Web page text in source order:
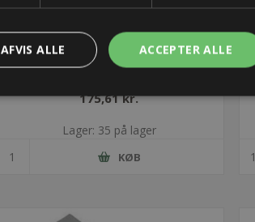
DES PDM 24/17B plade til
175,61 kr.
Lager: 35 på lager
KØB
ACCEPTER ALLE
AFVIS ALLE